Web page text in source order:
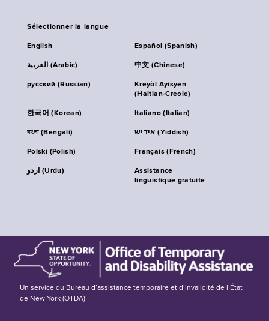
Sélectionner la langue
English Español (Spanish)
العربية (Arabic) 中文 (Chinese)
русский (Russian)
Kreyòl Ayisyen
(Haitian-Creole)
한국어 (Korean) Italiano (Italian)
বাংলা (Bengali) אידיש (Yiddish)
Polski (Polish) Français (French)
اردو (Urdu)
Assistance
linguistique gratuite
Un service du Bureau d’assistance temporaire et d’invalidité de l’État
de New York (OTDA)